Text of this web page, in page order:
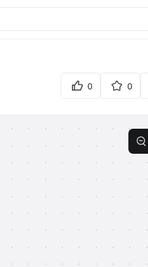
0 0